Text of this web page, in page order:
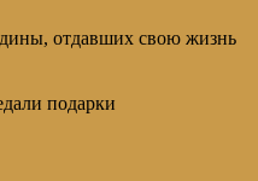
отдавших свою жизнь
подарки